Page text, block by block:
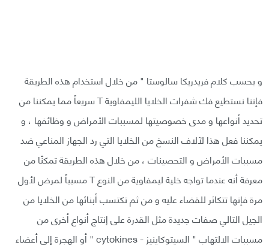
و بحسب كلام فريدريكا سالوستا " من خلال استخدام هذه الطريقة
فإننا نستطيع فك شفرات الخلايا الليمفاوية T سريعاً مما يمكننا من
تحديد أنواعها و مدى خصوصيتها لمسببات الأمراض و وظائفها ، و
يمكننا فعل هذا لآلاف النسخ من الخلايا التي رد الجهاز المناعي ضد
مسببات الأمراض و التحصينات ، من خلال هذه الطريقة تمكنّا من
معرفة أنه عندما تواجه خلية ليمفاوية من النوع T مسبباً لمرض لأول
مرة فإنها تتكاثر للقضاء عليه و من ثم تكتسب أبنائها من الخلايا من
الجيل التالي صفات جديدة مثل القدرة على إنتاج أنواع أخرى من
مسببات الالتهاب " السيتوكاينيز - cytokines " أو الهجرة إلى أعضاء